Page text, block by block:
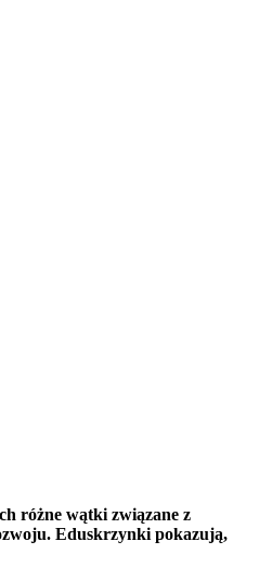
różne wątki związane z
Eduskrzynki pokazują,